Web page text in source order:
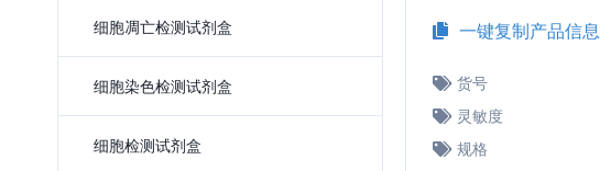
一键复制产品信息
货号
灵敏度
规格
细胞凋亡检测试剂盒
细胞染色检测试剂盒
细胞检测试剂盒